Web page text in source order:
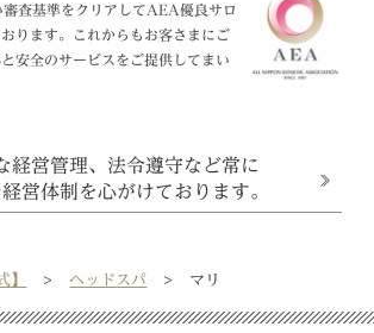
査基準をクリアしてAEA優良サロ
ります。これからもお客さまにご
安全のサービスをご提供してまい
経営管理、法令遵守など常に
営体制を心がけております。
】 ヘッドスパ マリ